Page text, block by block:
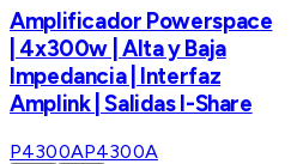
Amplificador Powerspace
| 4x300w | Alta y Baja
Impedancia | Interfaz
Amplink | Salidas I-Share
P4300AP4300A